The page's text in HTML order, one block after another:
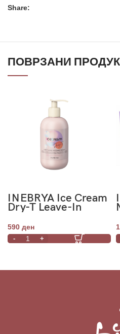
Share:
ПОВРЗАНИ
INEBRYA Ice Cream
Dry-T Leave-In
Conditioner 300ml
590 ден